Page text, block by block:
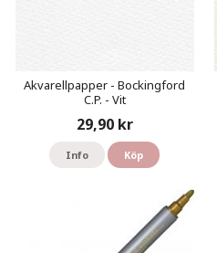
Akvarellpapper - Bockingford
C.P. - Vit
29,90 kr
Info Köp